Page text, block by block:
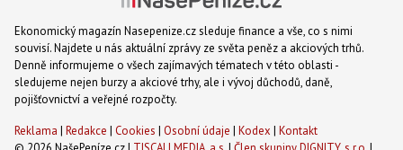
Ekonomický magazín Nasepenize.cz sleduje finance a vše, co s nimi
souvisí. Najdete u nás aktuální zprávy ze světa peněz a akciových trhů.
Denně informujeme o všech zajímavých tématech v této oblasti -
sledujeme nejen burzy a akciové trhy, ale i vývoj důchodů, daně,
pojišťovnictví a veřejné rozpočty.
Reklama | Redakce | Cookies | Osobní údaje | Kodex | Kontakt